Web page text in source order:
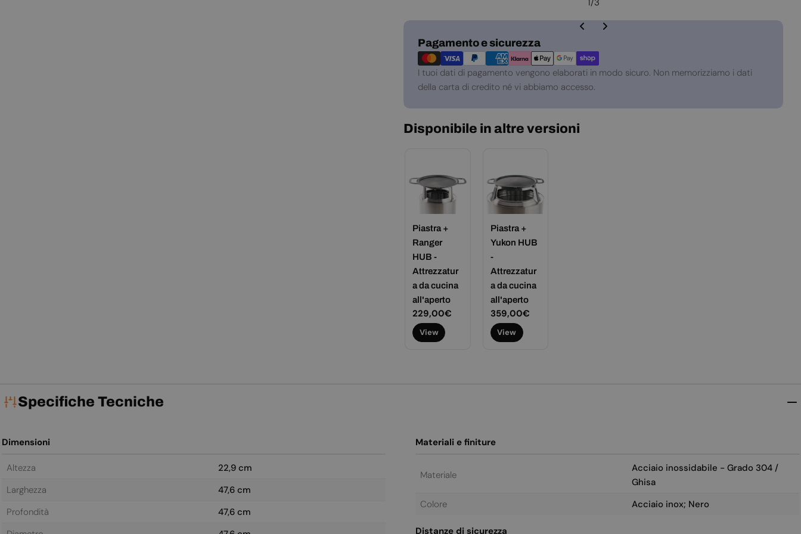
Pagamento e sicurezza
Metodi
di
pagamento
I tuoi dati di pagamento vengono elaborati in modo sicuro. Non memorizziamo i dati
della carta di credito né vi abbiamo accesso.
Disponibile in altre versioni
Piastra +
Ranger
HUB -
Attrezzatur
a da cucina
all'aperto
Prezzo
normale
229,00€
View
Piastra +
Yukon HUB
-
Attrezzatur
a da cucina
all'aperto
Prezzo
normale
359,00€
View
Specifiche Tecniche
Dimensioni
Altezza
22,9 cm
Larghezza
47,6 cm
Profondità
47,6 cm
Materiali e finiture
Materiale
Acciaio inossidabile - Grado 304 /
Ghisa
Colore
Acciaio inox; Nero
Distanze di sicurezza